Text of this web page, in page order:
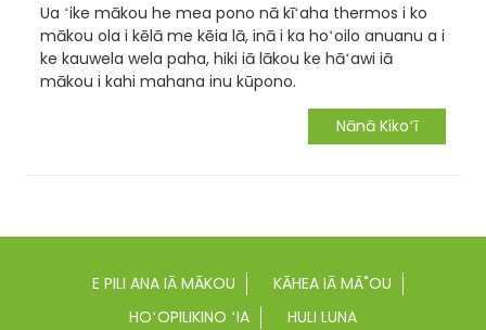
Ua ʻike mākou he mea pono nā kīʻaha thermos i ko
mākou ola i kēlā me kēia lā, inā i ka hoʻoilo anuanu a i
ke kauwela wela paha, hiki iā lākou ke hāʻawi iā
mākou i kahi mahana inu kūpono.
Nānā Kikoʻī
E PILI ANA IĀ MĀKOU
KĀHEA IĀ MĀ˚OU
HOʻOPILIKINO ʻIA
HULI LUNA